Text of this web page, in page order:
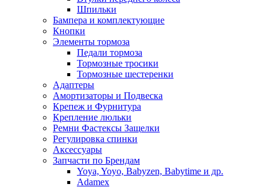
Шпильки
Бампера и комплектующие
Кнопки
Элементы тормоза
Педали тормоза
Тормозные тросики
Тормозные шестеренки
Адаптеры
Амортизаторы и Подвеска
Крепеж и Фурнитура
Крепление люльки
Ремни Фастексы Защелки
Регулировка спинки
Аксессуары
Запчасти по Брендам
Yoya, Yoyo, Babyzen, Babytime и др.
Adamex